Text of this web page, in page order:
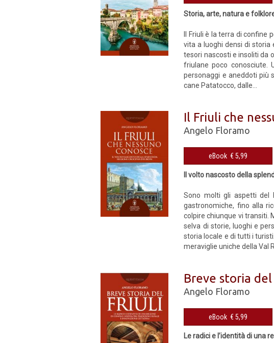
Storia, arte, natura e
Il Friuli è la terra di confine
vita a luoghi densi di
tesori nascosti e insoliti da
friulane poco conosciute.
personaggi e aneddoti più
cane Patatocco, dalle...
Il Friuli che
Angelo Floramo
eBook € 5,99
Il volto nascosto della
Sono molti gli aspetti del
gastronomiche, fino alla
colpire chiunque vi transiti.
selva di storie, luoghi e
storia locale e di tutti i
meraviglie uniche della Val
Breve storia
Angelo Floramo
eBook € 5,99
Le radici e l’identità di una